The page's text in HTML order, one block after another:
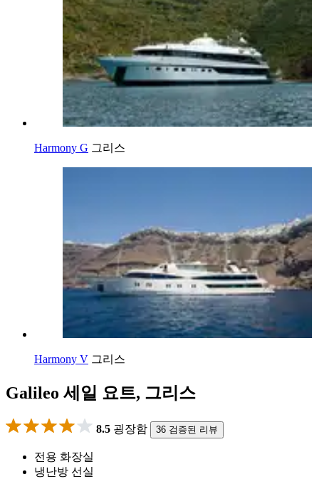
Harmony G 그리스
Harmony V 그리스
Galileo 세일 요트, 그리스
8.5 굉장함 36 검증된 리뷰
전용 화장실
냉난방 선실